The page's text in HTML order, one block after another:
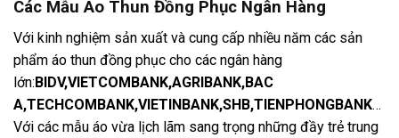
Các Mẫu Áo Thun Đồng Phục Ngân Hàng
Với kinh nghiệm sản xuất và cung cấp nhiều năm các sản
phẩm áo thun đồng phục cho các ngân hàng
lớn:BIDV,VIETCOMBANK,AGRIBANK,BAC
A,TECHCOMBANK,VIETINBANK,SHB,TIENPHONGBANK…
Với các mẫu áo vừa lịch lãm sang trọng những đầy trẻ trung